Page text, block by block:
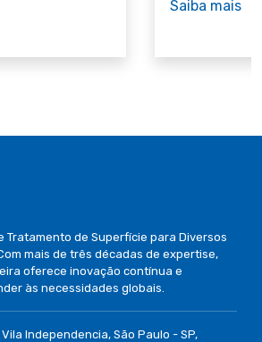
Saiba mais
Tratamento de Superfície para Diversos
mais de três décadas de expertise,
oferece inovação contínua e
às necessidades globais.
Independencia, São Paulo - SP,